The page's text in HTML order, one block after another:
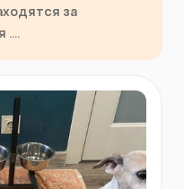
за
....